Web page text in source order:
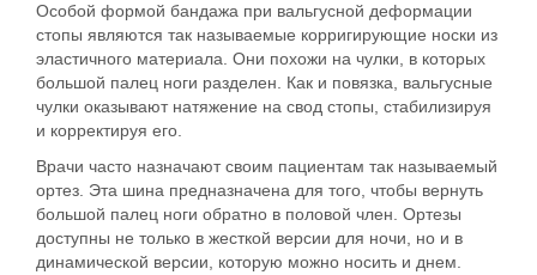
Особой формой бандажа при вальгусной деформации
стопы являются так называемые корригирующие носки из
эластичного материала. Они похожи на чулки, в которых
большой палец ноги разделен. Как и повязка, вальгусные
чулки оказывают натяжение на свод стопы, стабилизируя
и корректируя его.
Врачи часто назначают своим пациентам так называемый
ортез. Эта шина предназначена для того, чтобы вернуть
большой палец ноги обратно в половой член. Ортезы
доступны не только в жесткой версии для ночи, но и в
динамической версии, которую можно носить и днем.